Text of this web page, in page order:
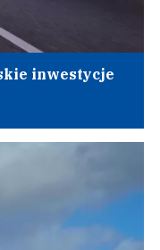
inwestycje